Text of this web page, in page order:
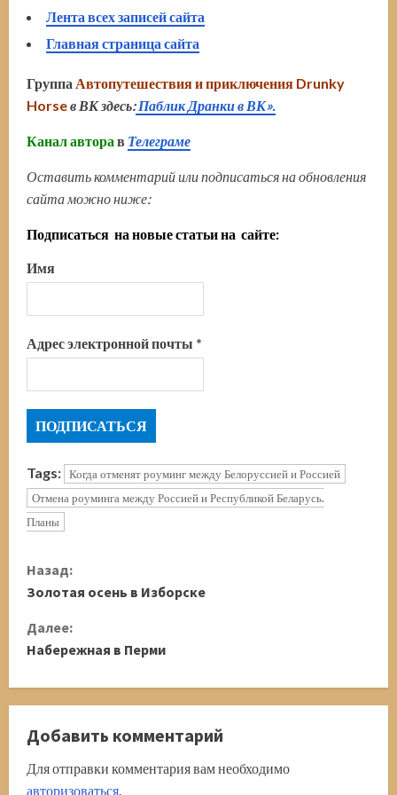
Лента всех записей сайта
Главная страница сайта
Группа Автопутешествия и приключения Drunky
Horseв ВК здесь:Паблик Дранки в ВК».
Канал автора в Телеграме
Оставить комментарий или подписаться на обновления
сайта можно ниже:
Подписаться на новые статьи на сайте:
Имя
Адрес электронной почты *
Tags: Когда отменят роуминг между Белоруссией и Россией
Отмена роуминга между Россией и Республикой Беларусь.
Планы
П
р
о
о
л
ж
Назад:
Золотая осень в Изборске
Далее:
Набережная в Перми
Добавить комментарий
Для отправки комментария вам необходимо
авторизоваться